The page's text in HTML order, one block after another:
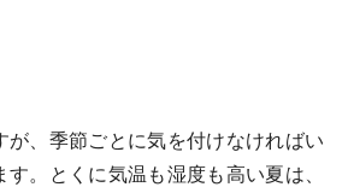
が、季節ごとに気を付けなければい
。とくに気温も湿度も高い夏は、